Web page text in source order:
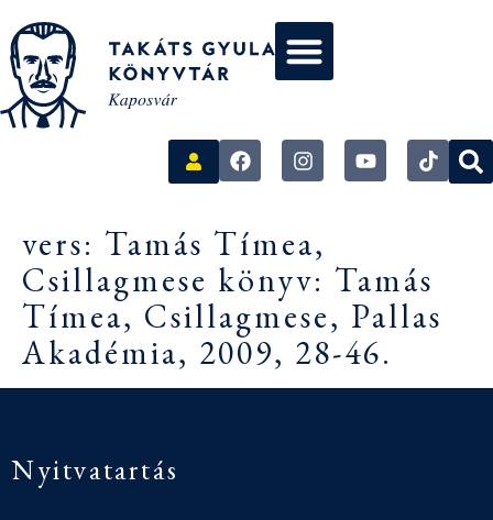
vers: Tamás Tímea,
Csillagmese könyv: Tamás
Tímea, Csillagmese, Pallas
Akadémia, 2009, 28-46.
Nyitvatartás